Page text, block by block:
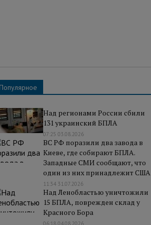
Популярное
Над регионами России сбили
131 украинский БПЛА
07:25 03.08.2026
ВС РФ поразили два завода в
Киеве, где собирают БПЛА.
Западные СМИ сообщают, что
один из них принадлежит США
11:34 31.07.2026
Над Ленобластью уничтожили
15 БПЛА, поврежден склад у
Красного Бора
06:18 04.08.2026